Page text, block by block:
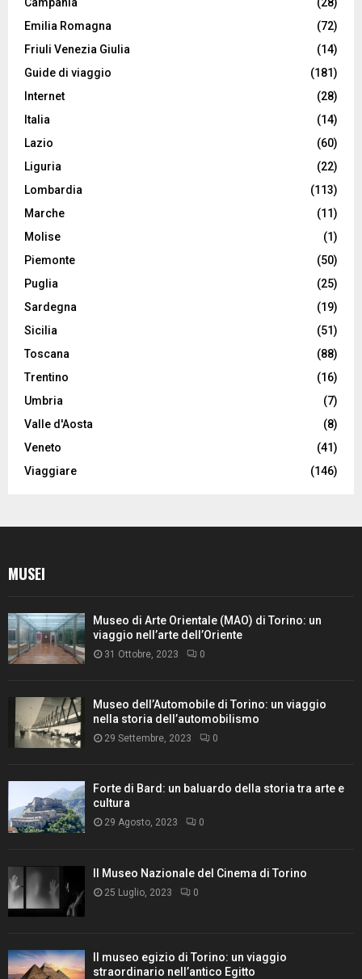
Emilia Romagna
(72)
Friuli Venezia Giulia
(14)
Guide di viaggio
(181)
Internet
(28)
Italia
(14)
Lazio
(60)
Liguria
(22)
Lombardia
(113)
Marche
(11)
Molise
(1)
Piemonte
(50)
Puglia
(25)
Sardegna
(19)
Sicilia
(51)
Toscana
(88)
Trentino
(16)
Umbria
(7)
Valle d'Aosta
(8)
Veneto
(41)
Viaggiare
(146)
MUSEI
Museo di Arte Orientale (MAO) di Torino: un
viaggio nell’arte dell’Oriente
31 Ottobre, 2023 0
Museo dell’Automobile di Torino: un viaggio
nella storia dell’automobilismo
29 Settembre, 2023 0
Forte di Bard: un baluardo della storia tra arte e
cultura
29 Agosto, 2023 0
Il Museo Nazionale del Cinema di Torino
25 Luglio, 2023 0
Il museo egizio di Torino: un viaggio
straordinario nell’antico Egitto